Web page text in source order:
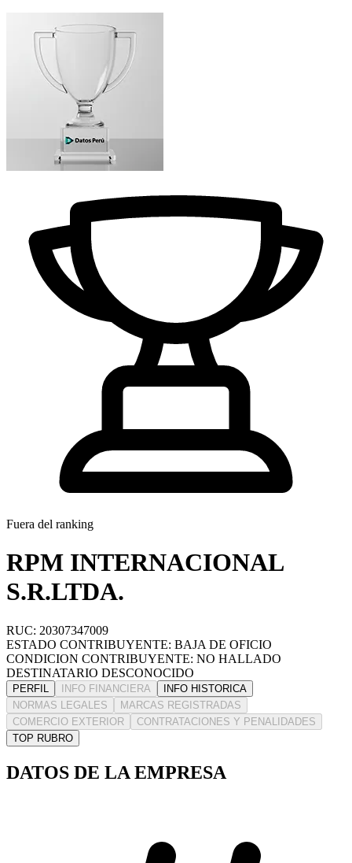
Fuera del ranking
RPM INTERNACIONAL
S.R.LTDA.
RUC: 20307347009
ESTADO CONTRIBUYENTE: BAJA DE OFICIO
CONDICION CONTRIBUYENTE: NO HALLADO
DESTINATARIO DESCONOCIDO
PERFIL INFO FINANCIERA
INFO HISTORICA
NORMAS LEGALES
MARCAS REGISTRADAS
COMERCIO EXTERIOR
CONTRATACIONES Y PENALIDADES
TOP RUBRO
DATOS DE LA EMPRESA